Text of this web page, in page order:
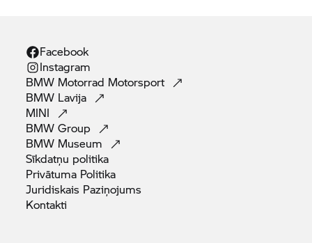
Facebook
Instagram
BMW Motorrad Motorsport
BMW Lavija
MINI
BMWGroup
BMW Museum
Sīkdatņu politika
Privātuma Politika
Juridiskais Paziņojums
Kontakti